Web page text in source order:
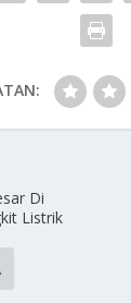
Di
Listrik